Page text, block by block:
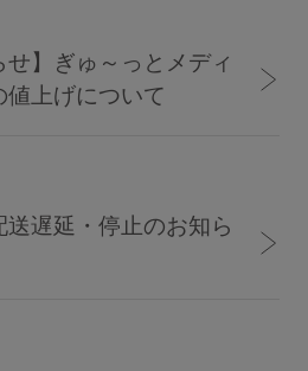
ト
ト
メ
せ】ぎゅ～っとメディ
値上げについて
遅延・停止のお知ら